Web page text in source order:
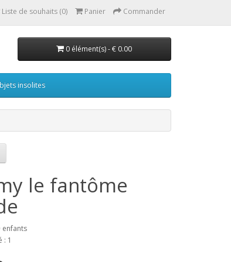
Liste de souhaits (0) Panier Commander
0 élément(s) - € 0.00
insolites
le fantôme
enfants
: 1